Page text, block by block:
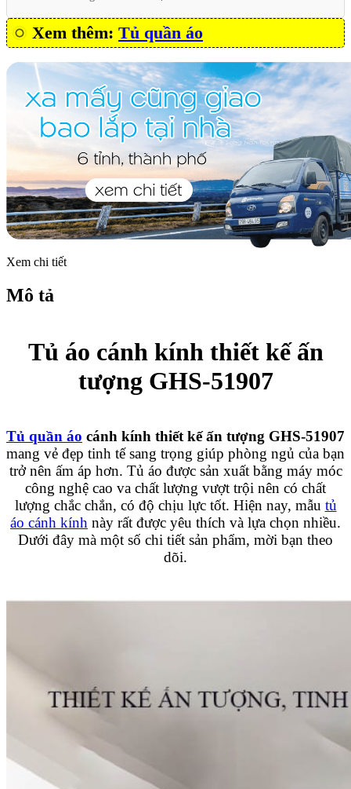
Xem thêm: Tủ quần áo
Xem chi tiết
Mô tả
Tủ áo cánh kính thiết kế ấn
tượng GHS-51907
Tủ quần áo cánh kính thiết kế ấn tượng GHS-51907
mang vẻ đẹp tinh tế sang trọng giúp phòng ngủ của bạn
trở nên ấm áp hơn. Tủ áo được sản xuất bằng máy móc
công nghệ cao va chất lượng vượt trội nên có chất
lượng chắc chắn, có độ chịu lực tốt. Hiện nay, mẫu tủ
áo cánh kính này rất được yêu thích và lựa chọn nhiều.
Dưới đây mà một số chi tiết sản phẩm, mời bạn theo
dõi.